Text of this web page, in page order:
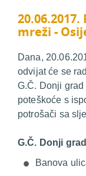
mreži -
Dana,
odvijat će se
G.Č. Donji
poteškoće s
potrošači sa
G.Č. Donji grad
Banova